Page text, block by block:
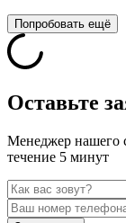
Попробовать ещё
Оставьте
Менеджер нашего
течение 5 минут